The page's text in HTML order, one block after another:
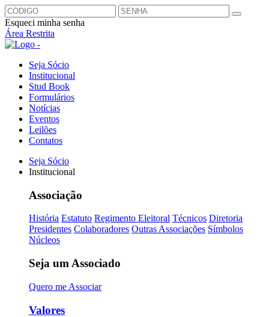
Esqueci minha senha
Área Restrita
Seja Sócio
Institucional
Stud Book
Formulários
Notícias
Eventos
Leilões
Contatos
Seja Sócio
Institucional
Associação
História Estatuto Regimento Eleitoral Técnicos Diretoria
Presidentes Colaboradores Outras Associações Símbolos
Núcleos
Seja um Associado
Quero me Associar
Valores